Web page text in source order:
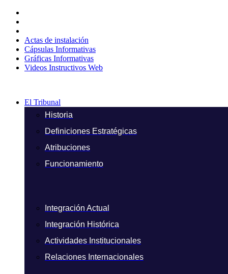
contenido
Actas de instalación
Cápsulas Informativas
Gráficas Informativas
Videos Instructivos Web
El Tribunal
Historia
Definiciones Estratégicas
Atribuciones
Funcionamiento
Integración Actual
Integración Histórica
Actividades Institucionales
Relaciones Internacionales